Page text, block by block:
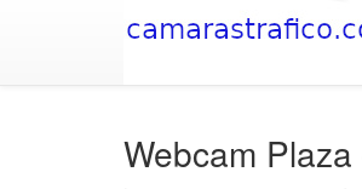
Webcam